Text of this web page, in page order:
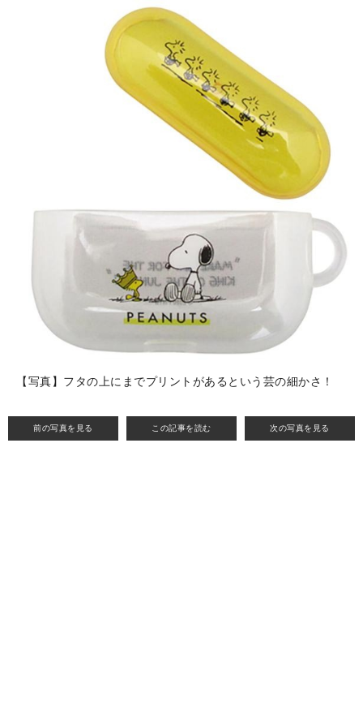
前の写真を見る この記事を読む 次の写真を見る
【写真】フタの上にまでプリントがあるという芸の細かさ！